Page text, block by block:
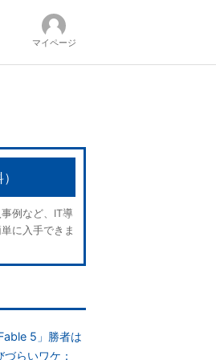
マイページ
例など、IT導
に入手できま
5」勝者は
らいワケ：